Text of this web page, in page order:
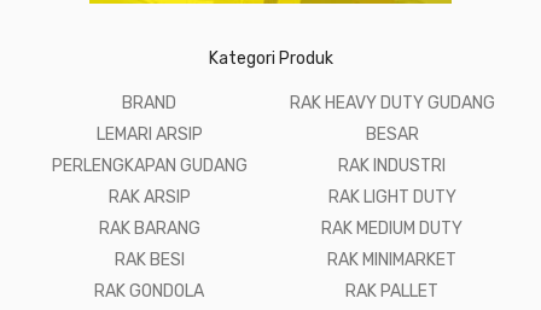
Kategori Produk
BRAND
LEMARI ARSIP
PERLENGKAPAN GUDANG
RAK ARSIP
RAK BARANG
RAK BESI
RAK GONDOLA
RAK HEAVY DUTY GUDANG
BESAR
RAK INDUSTRI
RAK LIGHT DUTY
RAK MEDIUM DUTY
RAK MINIMARKET
RAK PALLET